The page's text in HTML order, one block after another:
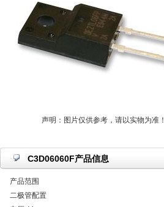
声明：图片仅供参考，请以实物为准！
C3D06060F产品信息
产品范围
二极管配置